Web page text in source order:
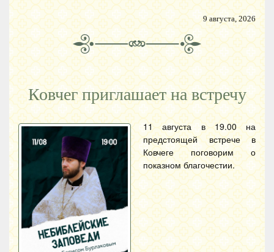
9 августа, 2026
Ковчег приглашает на встречу
11 августа в 19.00 на
предстоящей встрече в
Ковчеге поговорим о
показном благочестии.